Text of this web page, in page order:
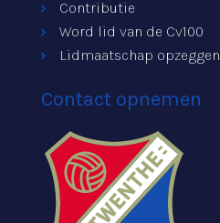
Contributie
Word lid van de Cv100
Lidmaatschap opzeggen
Contact opnemen